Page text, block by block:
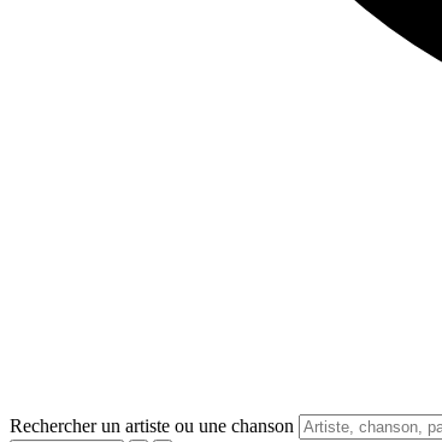
Rechercher un artiste ou une chanson